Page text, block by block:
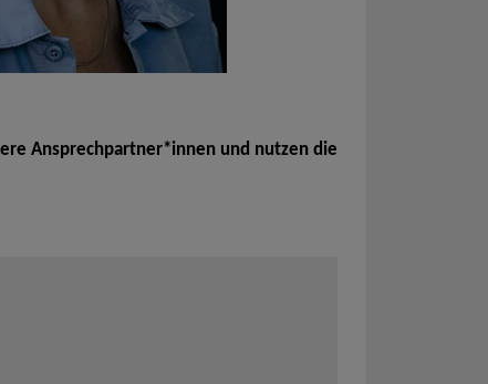
Ansprechpartner*innen und nutzen die